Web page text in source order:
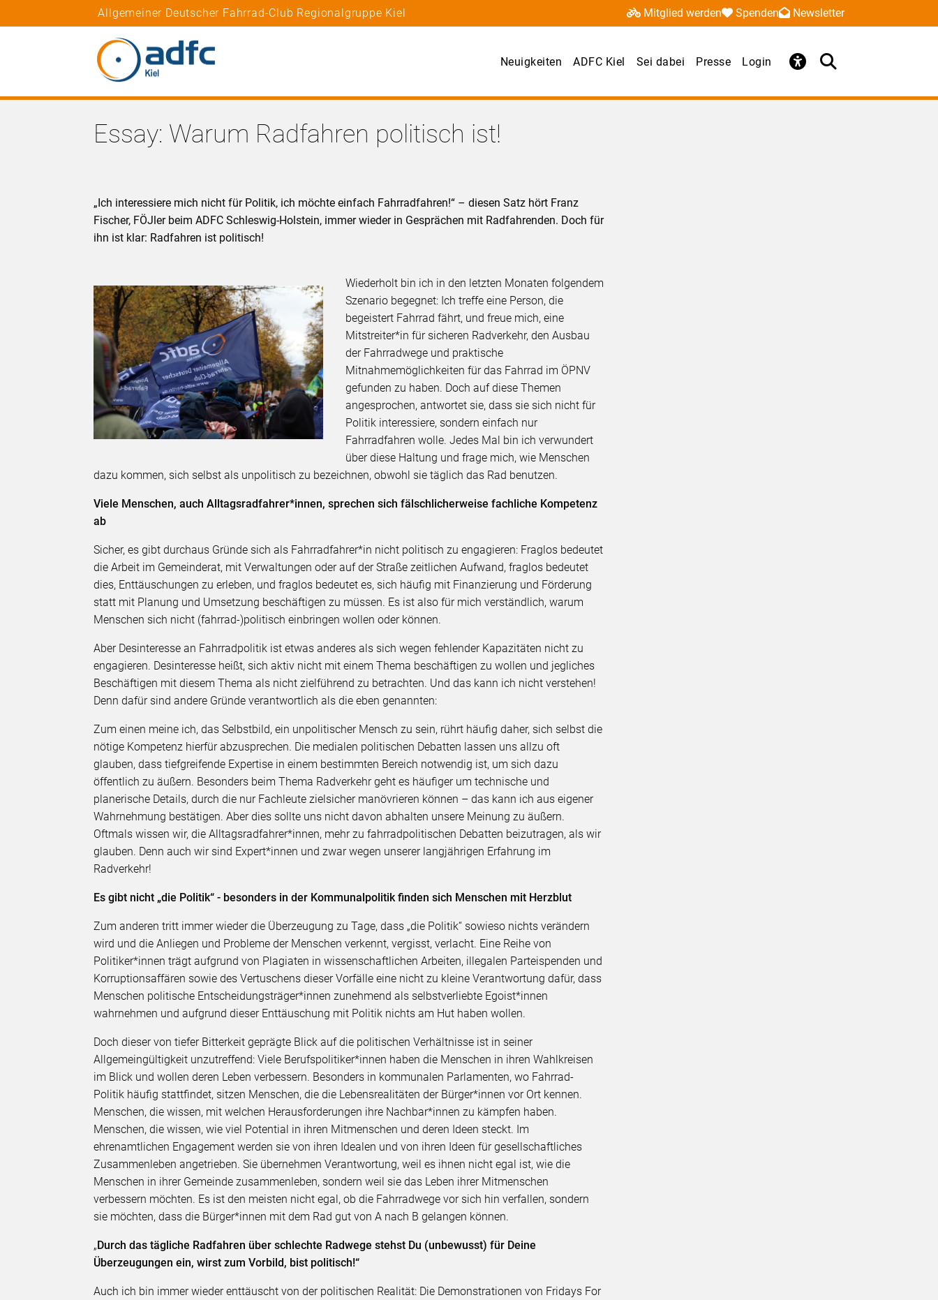
Allgemeiner Deutscher Fahrrad-Club Regionalgruppe Kiel Mitglied werden Spenden Newsletter
Neuigkeiten ADFC Kiel Sei dabei Presse Login
Essay: Warum Radfahren politisch ist!
„Ich interessiere mich nicht für Politik, ich möchte einfach Fahrradfahren!“ – diesen Satz hört Franz
Fischer, FÖJler beim ADFC Schleswig-Holstein, immer wieder in Gesprächen mit Radfahrenden. Doch für
ihn ist klar: Radfahren ist politisch!
Wiederholt bin ich in den letzten Monaten folgendem
Szenario begegnet: Ich treffe eine Person, die
begeistert Fahrrad fährt, und freue mich, eine
Mitstreiter*in für sicheren Radverkehr, den Ausbau
der Fahrradwege und praktische
Mitnahmemöglichkeiten für das Fahrrad im ÖPNV
gefunden zu haben. Doch auf diese Themen
angesprochen, antwortet sie, dass sie sich nicht für
Politik interessiere, sondern einfach nur
Fahrradfahren wolle. Jedes Mal bin ich verwundert
über diese Haltung und frage mich, wie Menschen
dazu kommen, sich selbst als unpolitisch zu bezeichnen, obwohl sie täglich das Rad benutzen.
Viele Menschen, auch Alltagsradfahrer*innen, sprechen sich fälschlicherweise fachliche Kompetenz
ab
Sicher, es gibt durchaus Gründe sich als Fahrradfahrer*in nicht politisch zu engagieren: Fraglos bedeutet
die Arbeit im Gemeinderat, mit Verwaltungen oder auf der Straße zeitlichen Aufwand, fraglos bedeutet
dies, Enttäuschungen zu erleben, und fraglos bedeutet es, sich häufig mit Finanzierung und Förderung
statt mit Planung und Umsetzung beschäftigen zu müssen. Es ist also für mich verständlich, warum
Menschen sich nicht (fahrrad-)politisch einbringen wollen oder können.
Aber Desinteresse an Fahrradpolitik ist etwas anderes als sich wegen fehlender Kapazitäten nicht zu
engagieren. Desinteresse heißt, sich aktiv nicht mit einem Thema beschäftigen zu wollen und jegliches
Beschäftigen mit diesem Thema als nicht zielführend zu betrachten. Und das kann ich nicht verstehen!
Denn dafür sind andere Gründe verantwortlich als die eben genannten:
Zum einen meine ich, das Selbstbild, ein unpolitischer Mensch zu sein, rührt häufig daher, sich selbst die
nötige Kompetenz hierfür abzusprechen. Die medialen politischen Debatten lassen uns allzu oft
glauben, dass tiefgreifende Expertise in einem bestimmten Bereich notwendig ist, um sich dazu
öffentlich zu äußern. Besonders beim Thema Radverkehr geht es häufiger um technische und
planerische Details, durch die nur Fachleute zielsicher manövrieren können – das kann ich aus eigener
Wahrnehmung bestätigen. Aber dies sollte uns nicht davon abhalten unsere Meinung zu äußern.
Oftmals wissen wir, die Alltagsradfahrer*innen, mehr zu fahrradpolitischen Debatten beizutragen, als wir
glauben. Denn auch wir sind Expert*innen und zwar wegen unserer langjährigen Erfahrung im
Radverkehr!
Es gibt nicht „die Politik“ - besonders in der Kommunalpolitik finden sich Menschen mit Herzblut
Zum anderen tritt immer wieder die Überzeugung zu Tage, dass „die Politik“ sowieso nichts verändern
wird und die Anliegen und Probleme der Menschen verkennt, vergisst, verlacht. Eine Reihe von
Politiker*innen trägt aufgrund von Plagiaten in wissenschaftlichen Arbeiten, illegalen Parteispenden und
Korruptionsaffären sowie des Vertuschens dieser Vorfälle eine nicht zu kleine Verantwortung dafür, dass
Menschen politische Entscheidungsträger*innen zunehmend als selbstverliebte Egoist*innen
wahrnehmen und aufgrund dieser Enttäuschung mit Politik nichts am Hut haben wollen.
Doch dieser von tiefer Bitterkeit geprägte Blick auf die politischen Verhältnisse ist in seiner
Allgemeingültigkeit unzutreffend: Viele Berufspolitiker*innen haben die Menschen in ihren Wahlkreisen
im Blick und wollen deren Leben verbessern. Besonders in kommunalen Parlamenten, wo Fahrrad-
Politik häufig stattfindet, sitzen Menschen, die die Lebensrealitäten der Bürger*innen vor Ort kennen.
Menschen, die wissen, mit welchen Herausforderungen ihre Nachbar*innen zu kämpfen haben.
Menschen, die wissen, wie viel Potential in ihren Mitmenschen und deren Ideen steckt. Im
ehrenamtlichen Engagement werden sie von ihren Idealen und von ihren Ideen für gesellschaftliches
Zusammenleben angetrieben. Sie übernehmen Verantwortung, weil es ihnen nicht egal ist, wie die
Menschen in ihrer Gemeinde zusammenleben, sondern weil sie das Leben ihrer Mitmenschen
verbessern möchten. Es ist den meisten nicht egal, ob die Fahrradwege vor sich hin verfallen, sondern
sie möchten, dass die Bürger*innen mit dem Rad gut von A nach B gelangen können.
„ Durch das tägliche Radfahren über schlechte Radwege stehst Du (unbewusst) für Deine
Überzeugungen ein, wirst zum Vorbild, bist politisch!“
Auch ich bin immer wieder enttäuscht von der politischen Realität: Die Demonstrationen von Fridays For